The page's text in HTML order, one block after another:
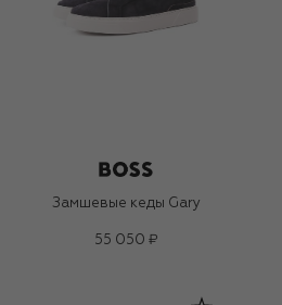
Замшевые кеды Gary
55 050 ₽